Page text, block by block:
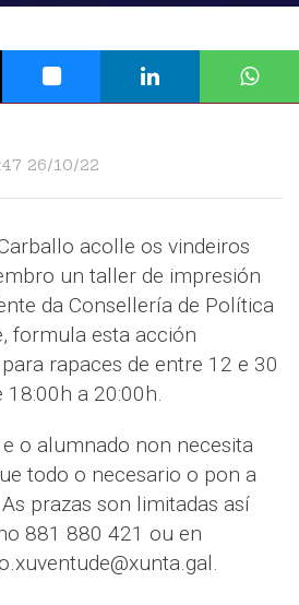
26/10/22
acolle os vindeiros
un taller de impresión
da Consellería de Política
formula esta acción
rapaces de entre 12 e 30
18:00h a 20:00h.
o alumnado non necesita
todo o necesario o pon a
prazas son limitadas así
881 880 421 ou en